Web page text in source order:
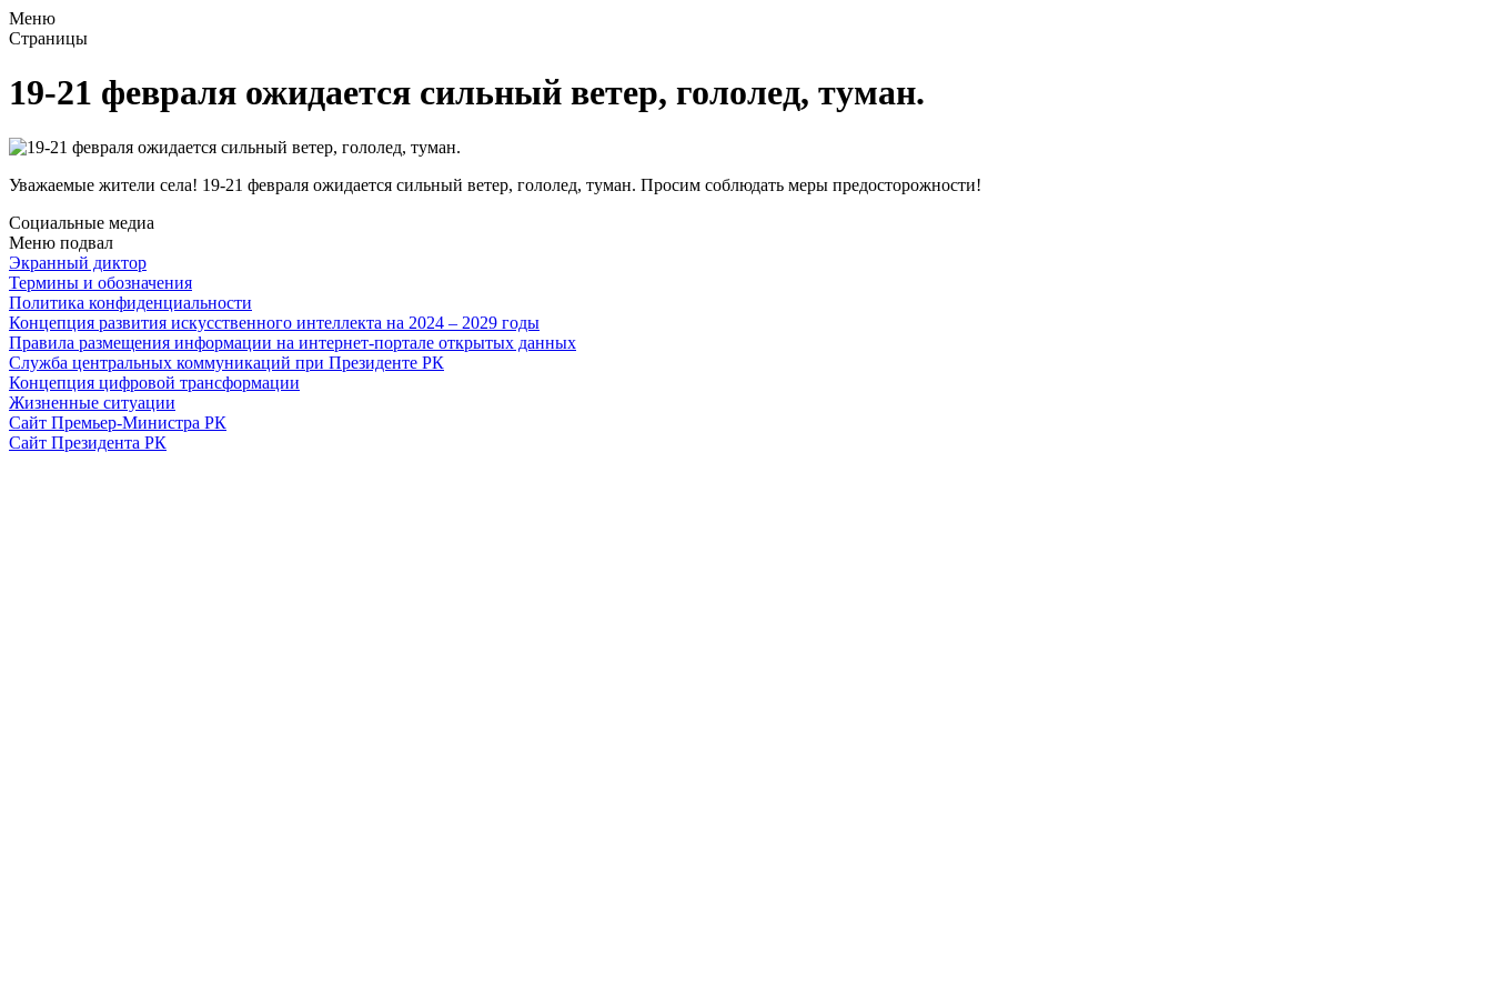
Меню
Страницы
19-21 февраля ожидается сильный ветер, гололед, туман.
Уважаемые жители села! 19-21 февраля ожидается сильный ветер, гололед, туман. Просим соблюдать меры предосторожности!
Социальные медиа
Меню подвал
Экранный диктор
Термины и обозначения
Политика конфиденциальности
Концепция развития искусственного интеллекта на 2024 – 2029 годы
Правила размещения информации на интернет-портале открытых данных
Служба центральных коммуникаций при Президенте РК
Концепция цифровой трансформации
Жизненные ситуации
Сайт Премьер-Министра РК
Сайт Президента РК